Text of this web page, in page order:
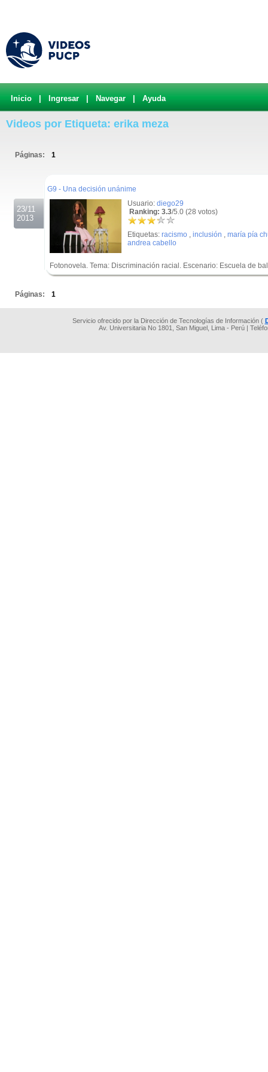
Inicio Ingresar Navegar Ayuda
Videos por Etiqueta: erika meza
Páginas: 1
23/11
2013
G9 - Una decisión unánime
Usuario: diego29
Ranking: 3.3/5.0 (28 votos)
Etiquetas: racismo , inclusión , maría pía
andrea cabello
Fotonovela. Tema: Discriminación racial. Escenario: Escuela de
Páginas: 1
Servicio ofrecido por la Dirección de Tecnologías de Información (
Av. Universitaria No 1801, San Miguel, Lima - Perú |